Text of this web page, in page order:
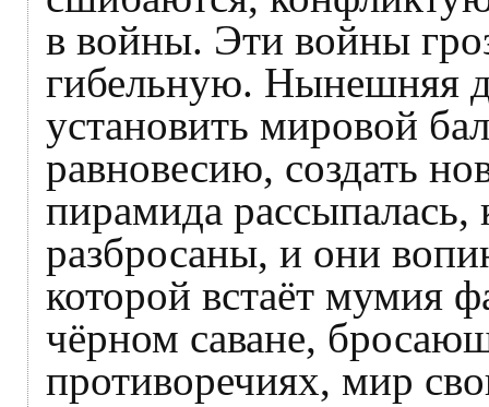
в войны. Эти войны
гибельную. Нынешняя
установить мировой
равновесию, создать
пирамида рассыпалась,
разбросаны, и они
которой встаёт мумия
чёрном саване,
противоречиях, мир